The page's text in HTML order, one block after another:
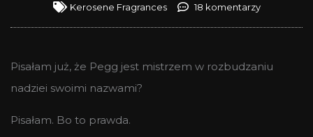
Kerosene Fragrances
18 komentarzy
Pisałam już, że Pegg jest mistrzem w rozbudzaniu
nadziei swoimi nazwami?
Pisałam. Bo to prawda.